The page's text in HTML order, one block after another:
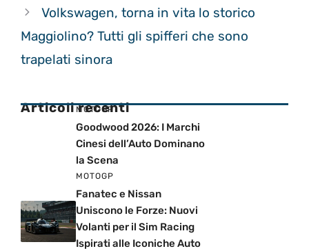
Volkswagen, torna in vita lo storico
Maggiolino? Tutti gli spifferi che sono
trapelati sinora
Articoli recenti
MOTOGP
Goodwood 2026: I Marchi
Cinesi dell’Auto Dominano
la Scena
MOTOGP
Fanatec e Nissan
Uniscono le Forze: Nuovi
Volanti per il Sim Racing
Ispirati alle Iconiche Auto